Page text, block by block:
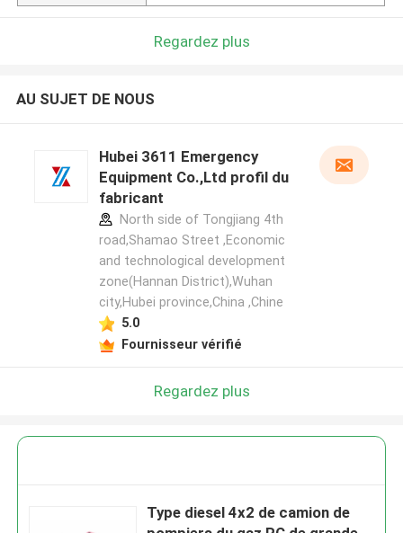
Regardez plus
AU SUJET DE NOUS
Hubei 3611 Emergency
Equipment Co.,Ltd profil du
fabricant
North side of Tongjiang 4th
road,Shamao Street ,Economic
and technological development
zone(Hannan District),Wuhan
city,Hubei province,China ,Chine
5.0
Fournisseur vérifié
Regardez plus
Type diesel 4x2 de camion de